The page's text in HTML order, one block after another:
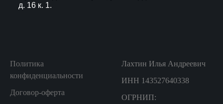
д. 16 к. 1.
Политика
конфиденциальности
Договор-оферта
Лахтин Илья Андреевич
ИНН 143527640338
ОГРНИП: